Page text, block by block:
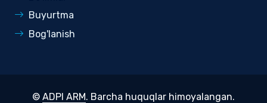
Buyurtma
Bog'lanish
© ADPI ARM. Barcha huquqlar himoyalangan.